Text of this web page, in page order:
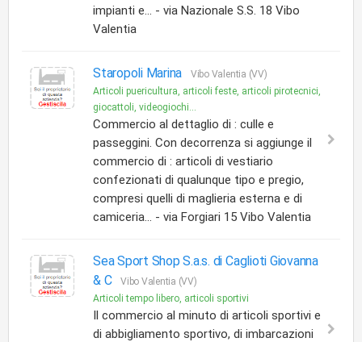
impianti e... - via Nazionale S.S. 18 Vibo
Valentia
Staropoli Marina
Vibo Valentia (VV)
Articoli puericultura, articoli feste, articoli pirotecnici,
giocattoli, videogiochi...
Commercio al dettaglio di : culle e
passeggini. Con decorrenza si aggiunge il
commercio di : articoli di vestiario
confezionati di qualunque tipo e pregio,
compresi quelli di maglieria esterna e di
camiceria... - via Forgiari 15 Vibo Valentia
Sea Sport Shop S.a.s. di Caglioti Giovanna
& C
Vibo Valentia (VV)
Articoli tempo libero, articoli sportivi
Il commercio al minuto di articoli sportivi e
di abbigliamento sportivo, di imbarcazioni